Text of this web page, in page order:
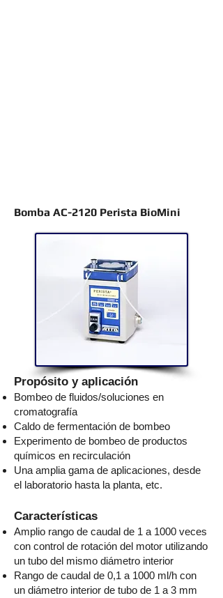
Bomba AC-2120 Perista BioMini
Propósito y aplicación
Bombeo de fluidos/soluciones en
cromatografía
Caldo de fermentación de bombeo
Experimento de bombeo de productos
químicos en recirculación
Una amplia gama de aplicaciones, desde
el laboratorio hasta la planta, etc.
Características
Amplio rango de caudal de 1 a 1000 veces
con control de rotación del motor utilizando
un tubo del mismo diámetro interior
Rango de caudal de 0,1 a 1000 ml/h con
un diámetro interior de tubo de 1 a 3 mm